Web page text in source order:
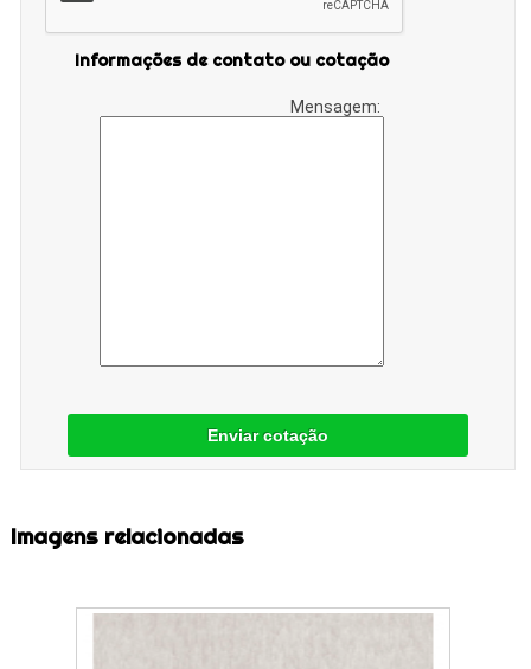
Informações de contato ou cotação
Mensagem:
Enviar cotação
Imagens relacionadas